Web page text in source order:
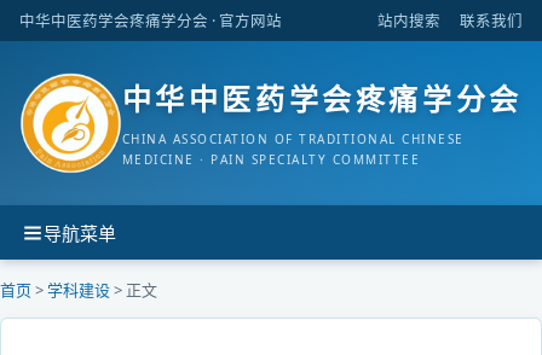
中华中医药学会疼痛学分会 · 官方网站 站内搜索 联系我们
中华中医药学会疼痛学分会
CHINA ASSOCIATION OF TRADITIONAL CHINESE
MEDICINE · PAIN SPECIALTY COMMITTEE
导航菜单
首页>学科建设> 正文